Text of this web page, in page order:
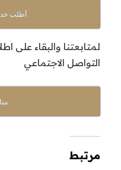
أطلب
لمتابعتنا والبقاء على
التواصل الاجتماعي
مرتبط